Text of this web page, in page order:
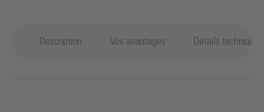
Description Vos avantages Détails techniques